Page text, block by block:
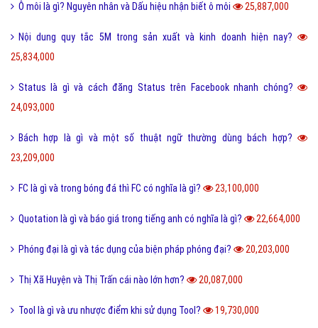
Ô môi là gì? Nguyên nhân và Dấu hiệu nhận biết ô môi 25,887,000
Nội dung quy tắc 5M trong sản xuất và kinh doanh hiện nay?
25,834,000
Status là gì và cách đăng Status trên Facebook nhanh chóng?
24,093,000
Bách hợp là gì và một số thuật ngữ thường dùng bách hợp?
23,209,000
FC là gì và trong bóng đá thì FC có nghĩa là gì? 23,100,000
Quotation là gì và báo giá trong tiếng anh có nghĩa là gì? 22,664,000
Phóng đại là gì và tác dụng của biện pháp phóng đại? 20,203,000
Thị Xã Huyện và Thị Trấn cái nào lớn hơn? 20,087,000
Tool là gì và ưu nhược điểm khi sử dụng Tool? 19,730,000